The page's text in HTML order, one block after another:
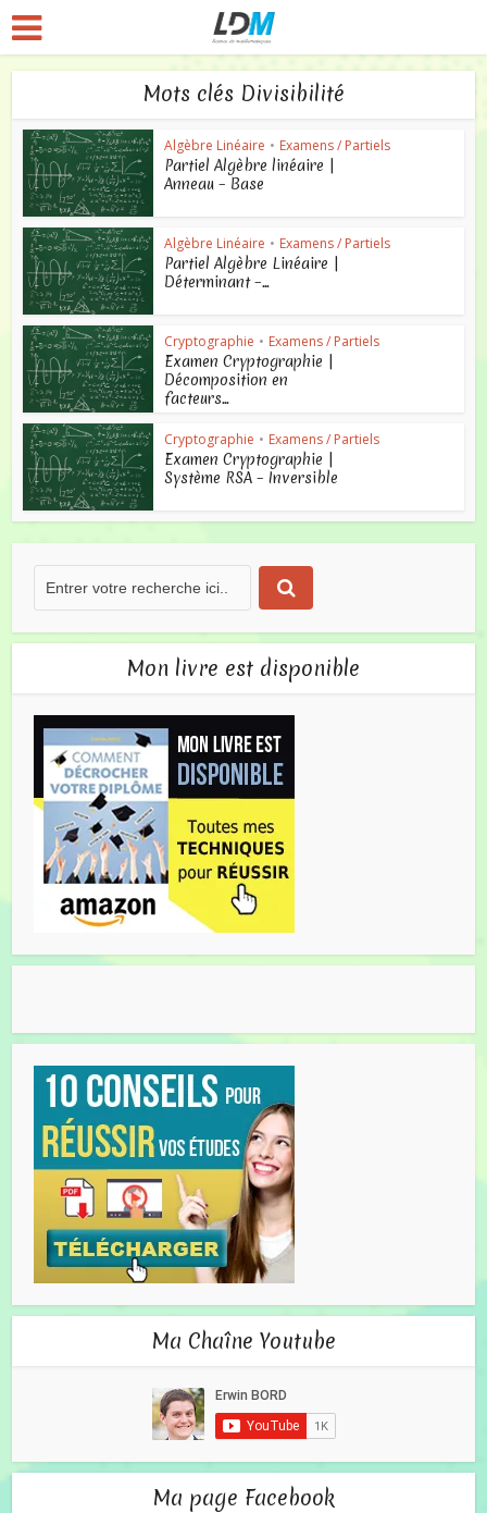
Mots clés Divisibilité
Algèbre Linéaire • Examens / Partiels
Partiel Algèbre linéaire |
Anneau – Base
Algèbre Linéaire • Examens / Partiels
Partiel Algèbre Linéaire |
Déterminant –...
Cryptographie • Examens / Partiels
Examen Cryptographie |
Décomposition en
facteurs...
Cryptographie • Examens / Partiels
Examen Cryptographie |
Système RSA – Inversible
Mon livre est disponible
Ma Chaîne Youtube
Ma page Facebook